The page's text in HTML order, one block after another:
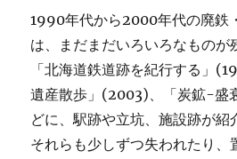
1990年代から2000年代の廃鉄
は、まだまだいろいろなものが
「北海道鉄道跡を紀行する」
遺産散歩」(2003)、「炭鉱-盛
どに、駅跡や立坑、施設跡が紹
それらも少しずつ失われたり、